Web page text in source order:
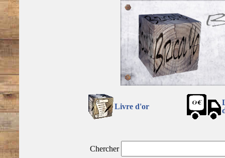
Livre d'or
Chercher